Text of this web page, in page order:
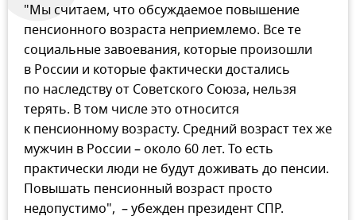
"Мы считаем, что обсуждаемое повышение
пенсионного возраста неприемлемо. Все те
социальные завоевания, которые произошли
в России и которые фактически достались
по наследству от Советского Союза, нельзя
терять. В том числе это относится
к пенсионному возрасту. Средний возраст тех же
мужчин в России – около 60 лет. То есть
практически люди не будут доживать до пенсии.
Повышать пенсионный возраст просто
недопустимо", – убежден президент СПР.